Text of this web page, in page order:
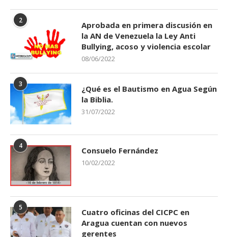
2
Aprobada en primera discusión en
la AN de Venezuela la Ley Anti
Bullying, acoso y violencia escolar
08/06/2022
3
¿Qué es el Bautismo en Agua Según
la Biblia.
31/07/2022
4 Consuelo Fernández
10/02/2022
5
Cuatro oficinas del CICPC en
Aragua cuentan con nuevos
gerentes